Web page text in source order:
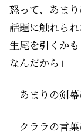
怒って、あま
話題に触れら
生尾を引くか
なんだから」
あまりの剣幕
クララの言葉